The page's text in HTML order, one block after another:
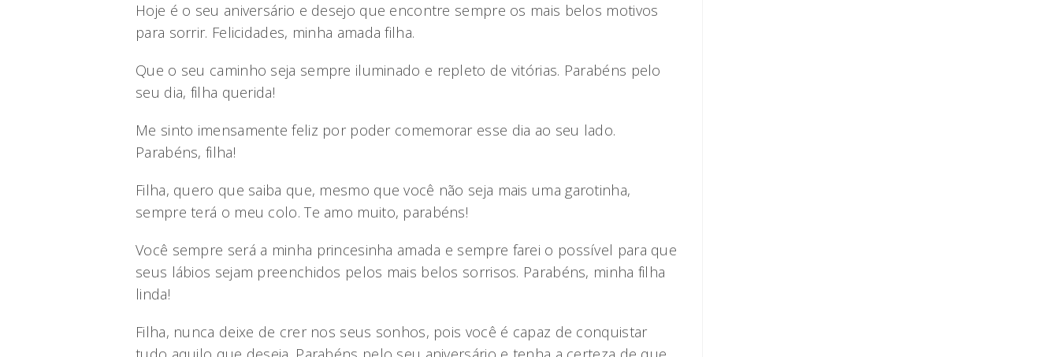
Hoje é o seu aniversário e desejo que encontre sempre os mais belos motivos
para sorrir. Felicidades, minha amada filha.
Que o seu caminho seja sempre iluminado e repleto de vitórias. Parabéns pelo
seu dia, filha querida!
Me sinto imensamente feliz por poder comemorar esse dia ao seu lado.
Parabéns, filha!
Filha, quero que saiba que, mesmo que você não seja mais uma garotinha,
sempre terá o meu colo. Te amo muito, parabéns!
Você sempre será a minha princesinha amada e sempre farei o possível para que
seus lábios sejam preenchidos pelos mais belos sorrisos. Parabéns, minha filha
linda!
Filha, nunca deixe de crer nos seus sonhos, pois você é capaz de conquistar